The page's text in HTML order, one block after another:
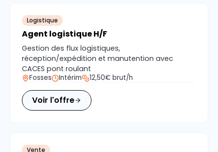
Logistique
Agent logistique H/F
Gestion des flux logistiques,
réception/expédition et manutention avec
CACES pont roulant
Fosses Intérim 12,50€ brut/h
Voir l'offre
Vente